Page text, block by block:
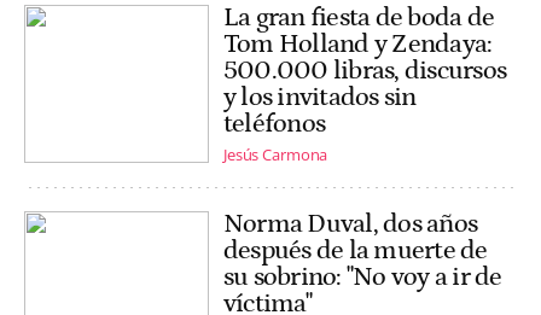
La gran fiesta de boda de
Tom Holland y Zendaya:
500.000 libras, discursos
y los invitados sin
teléfonos
Jesús Carmona
Norma Duval, dos años
después de la muerte de
su sobrino: "No voy a ir de
víctima"